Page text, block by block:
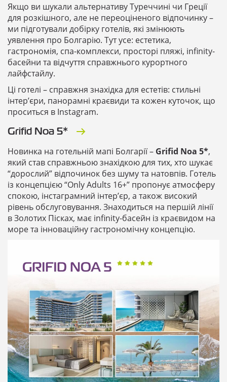
Якщо ви шукали альтернативу Туреччині чи Греції
для розкішного, але не переоціненого відпочинку –
ми підготували добірку готелів, які змінюють
уявлення про Болгарію. Тут усе: естетика,
гастрономія, спа-комплекси, просторі пляжі, infinity-
басейни та відчуття справжнього курортного
лайфстайлу.
Ці готелі – справжня знахідка для естетів: стильні
інтер’єри, панорамні краєвиди та кожен куточок, що
проситься в Instagram.
Grifid Noa 5*
Новинка на готельній мапі Болгарії – Grifid Noa 5*,
який став справжньою знахідкою для тих, хто шукає
“дорослий” відпочинок без шуму та натовпів. Готель
із концепцією “Only Adults 16+” пропонує атмосферу
спокою, інстаграмний інтер’єр, а також високий
рівень обслуговування. Знаходиться на першій лінії
в Золотих Пісках, має infinity-басейн із краєвидом на
море та інноваційну гастрономічну концепцію.